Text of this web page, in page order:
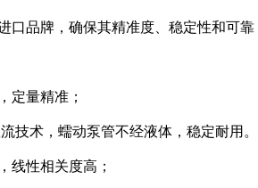
口品牌，确保其精准度、稳定性和可靠
定量精准；
技术，蠕动泵管不经液体，稳定耐用。
线性相关度高；